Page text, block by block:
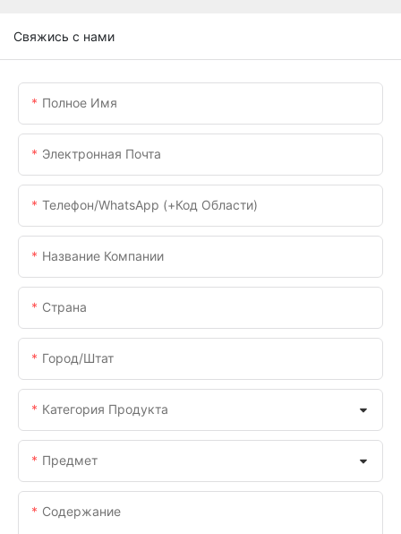
Свяжись с нами
Полное Имя
Электронная Почта
Телефон/WhatsApp (+код Области)
Название Компании
Страна
Город/штат
Категория Продукта
Предмет
Содержание